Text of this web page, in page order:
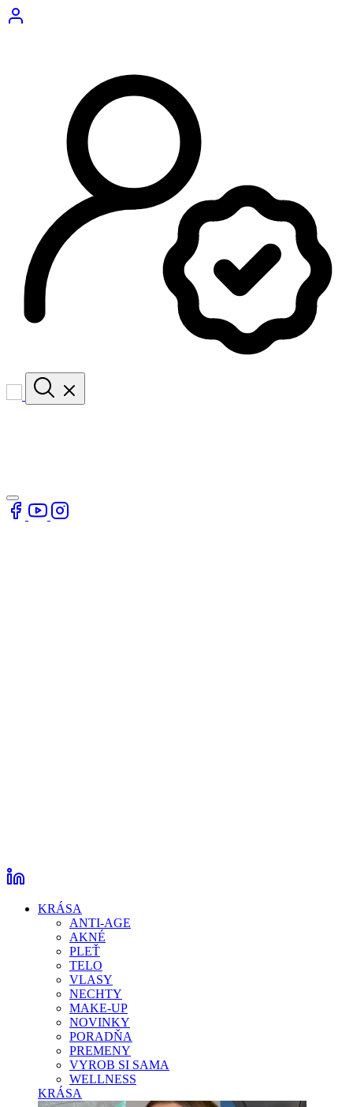
KRÁSA
ANTI-AGE
AKNÉ
PLEŤ
TELO
VLASY
NECHTY
MAKE-UP
NOVINKY
PORADŇA
PREMENY
VYROB SI SAMA
WELLNESS
KRÁSA